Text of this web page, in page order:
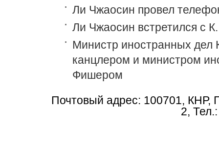
Ли Чжаосин провел
Ли Чжаосин встретился с
Министр иностранных дел
канцлером и министром
Фишером
Почтовый адрес: 100701, КНР,
2,